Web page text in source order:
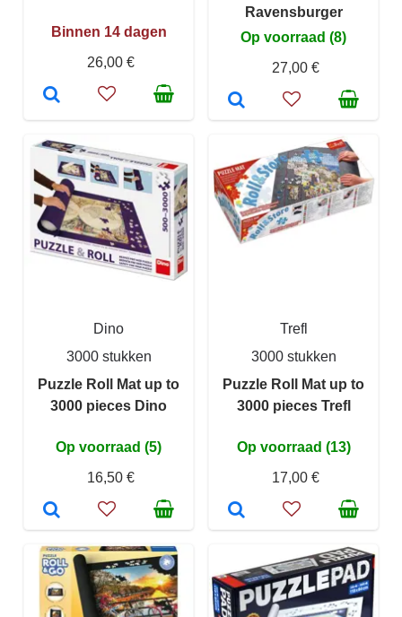
Binnen 14 dagen
26,00 €
Ravensburger
Op voorraad (8)
27,00 €
Dino
3000 stukken
Puzzle Roll Mat up to
3000 pieces Dino
Op voorraad (5)
16,50 €
Trefl
3000 stukken
Puzzle Roll Mat up to
3000 pieces Trefl
Op voorraad (13)
17,00 €